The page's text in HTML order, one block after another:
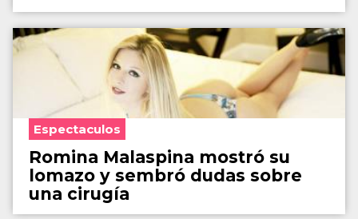
Espectaculos
Romina Malaspina mostró su
lomazo y sembró dudas sobre
una cirugía